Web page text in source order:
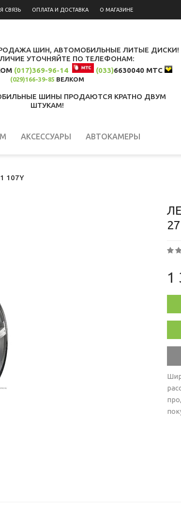
СВЯЗЬ ОПЛАТА И ДОСТАВКА О МАГАЗИНЕ
ШИН, АВТОМОБИЛЬНЫЕ ЛИТЫЕ ДИСКИ!
УТОЧНЯЙТЕ ПО ТЕЛЕФОНАМ:
(017)369-96-14 (033)6630040 МТС
(029)166-39-85 ВЕЛКОМ
ШИНЫ ПРОДАЮТСЯ КРАТНО ДВУМ
ШТУКАМ!
АКСЕССУАРЫ АВТОКАМЕРЫ
107Y
1